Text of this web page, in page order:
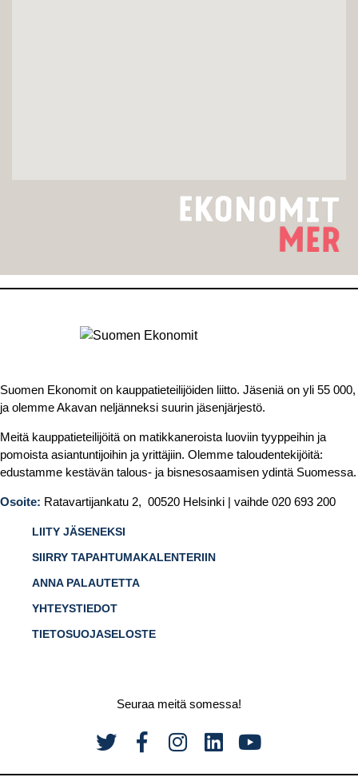
Suomen Ekonomit on kauppatieteilijöiden liitto. Jäseniä on yli 55 000,
ja olemme Akavan neljänneksi suurin jäsenjärjestö.
Meitä kauppatieteilijöitä on matikkaneroista luoviin tyyppeihin ja
pomoista asiantuntijoihin ja yrittäjiin. Olemme taloudentekijöitä:
edustamme kestävän talous- ja bisnesosaamisen ydintä Suomessa.
Osoite: Ratavartijankatu 2, 00520 Helsinki | vaihde 020 693 200
LIITY JÄSENEKSI
SIIRRY TAPAHTUMAKALENTERIIN
ANNA PALAUTETTA
YHTEYSTIEDOT
TIETOSUOJASELOSTE
Seuraa meitä somessa!